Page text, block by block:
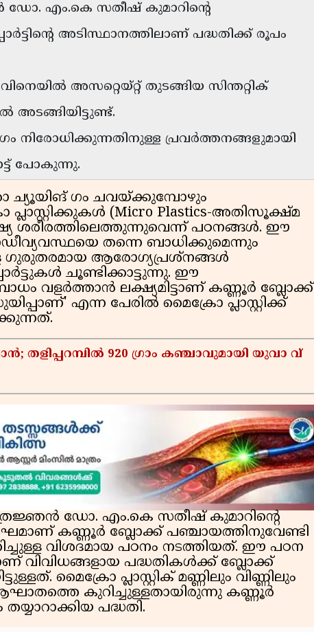
ഡോ. എം.കെ സതീഷ് കുമാറിന്റെ
അടിസ്ഥാനത്തിലാണ് പദ്ധതിക്ക് രൂപം
അസറ്റെയ്റ്റ് തുടങ്ങിയ സിന്തറ്റിക്
അടങ്ങിയിട്ടുണ്ട്.
നിരോധിക്കുന്നതിനുള്ള പ്രവർത്തനങ്ങളുമായി
പോകുന്നു.
ച്യൂയിങ് ഗം ചവയ്ക്കുമ്പോഴും
(Micro Plastics-അതിസൂക്ഷ്മ
ശരീരത്തിലെത്തുന്നുവെന്ന് പഠനങ്ങൾ. ഈ
തന്നെ ബാധിക്കുമെന്നും
ഗുരുതരമായ ആരോഗ്യപ്രശ്‌നങ്ങൾ
ചൂണ്ടിക്കാട്ടുന്നു. ഈ
വളർത്താൻ ലക്ഷ്യമിട്ടാണ് കണ്ണൂർ ബ്ലോക്ക്
എന്ന പേരിൽ മൈക്രോ പ്ലാസ്റ്റിക്ക്
തളിപ്പറമ്പിൽ 920 ഗ്രാം കഞ്ചാവുമായി യുവാ വ്
ഡോ. എം.കെ സതീഷ് കുമാറിന്റെ
കണ്ണൂർ ബ്ലോക്ക് പഞ്ചായത്തിനുവേണ്ടി
വിശദമായ പഠനം നടത്തിയത്. ഈ പഠന
വിവിധങ്ങളായ പദ്ധതികൾക്ക് ബ്ലോക്ക്
മൈക്രോ പ്ലാസ്റ്റിക് മണ്ണിലും വിണ്ണിലും
കുറിച്ചുള്ളതായിരുന്നു കണ്ണൂർ
പദ്ധതി.